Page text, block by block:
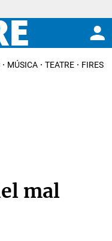
MÚSICA TEATRE FIRES I
mal